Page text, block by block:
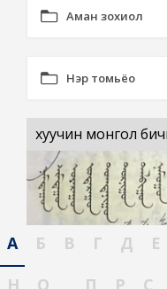
Аман зохиол
Нэр томьёо
хуучин монгол
А Б В Г Д Е